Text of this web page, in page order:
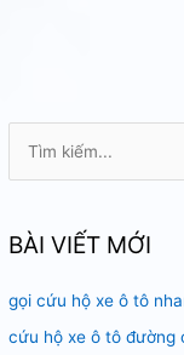
k
ế
m
BÀI VIẾT MỚI
gọi cứu hộ xe ô tô
cứu hộ xe ô tô đường